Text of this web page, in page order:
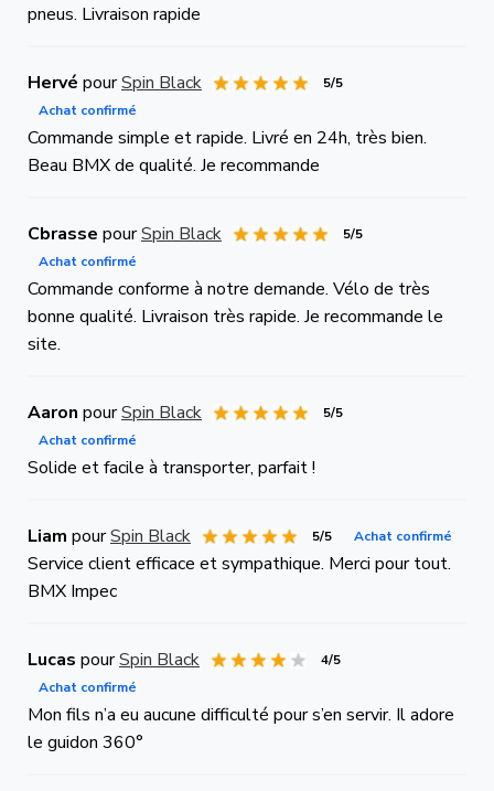
pneus. Livraison rapide
Hervé pourSpin Black
5/5
Achat confirmé
Commande simple et rapide. Livré en 24h, très bien.
Beau BMX de qualité. Je recommande
Cbrasse pourSpin Black
5/5
Achat confirmé
Commande conforme à notre demande. Vélo de très
bonne qualité. Livraison très rapide. Je recommande le
site.
Aaron pourSpin Black
5/5
Achat confirmé
Solide et facile à transporter, parfait !
Liam pourSpin Black 5/5 Achat confirmé
Service client efficace et sympathique. Merci pour tout.
BMX Impec
Lucas pourSpin Black
4/5
Achat confirmé
Mon fils n’a eu aucune difficulté pour s’en servir. Il adore
le guidon 360°